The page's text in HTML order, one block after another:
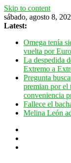
Skip to content
sábado, agosto 8,
Latest:
Omega tenía
vuelta por
La despedida
Extremo a
Pregunta
premian por el
conveniencia
Fallece el
Melina León